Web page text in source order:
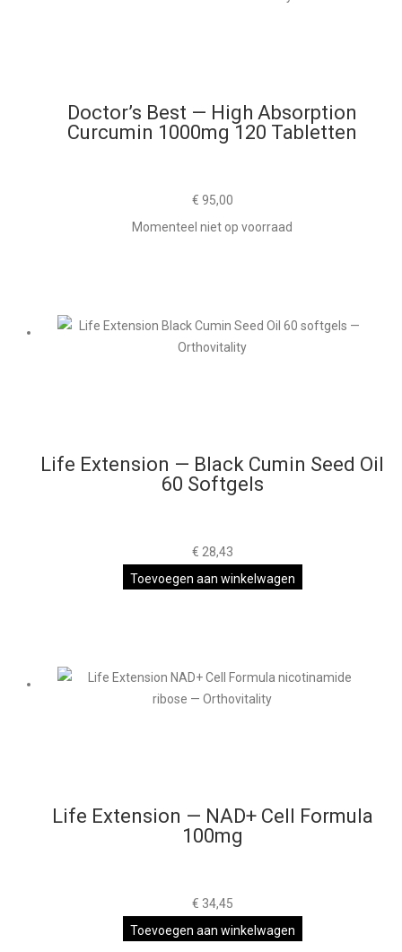
Doctor’s Best — High Absorption
Curcumin 1000mg 120 Tabletten
€ 95,00
Momenteel niet op voorraad
Life Extension — Black Cumin Seed Oil
60 Softgels
€ 28,43
Toevoegen aan winkelwagen
Life Extension — NAD+ Cell Formula
100mg
€ 34,45
Toevoegen aan winkelwagen